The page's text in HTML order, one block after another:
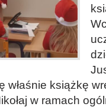
właśnie książkę
w ramach